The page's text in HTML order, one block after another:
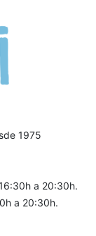
1975
a 20:30h.
a 20:30h.